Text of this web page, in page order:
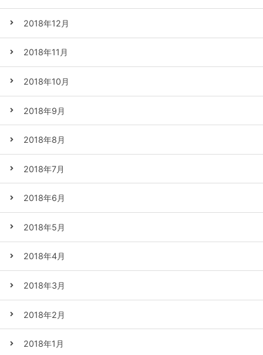
2018年12月
2018年11月
2018年10月
2018年9月
2018年8月
2018年7月
2018年6月
2018年5月
2018年4月
2018年3月
2018年2月
2018年1月